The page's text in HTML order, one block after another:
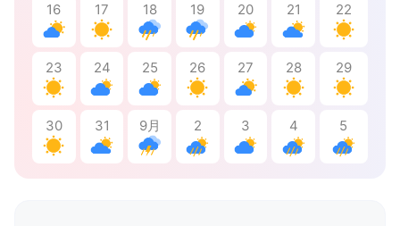
16 17 18 19 20 21 22
23 24 25 26 27 28 29
30 31 9月 2 3 4 5